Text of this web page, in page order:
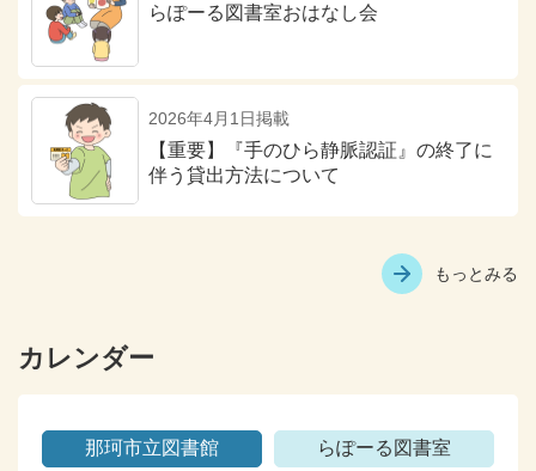
もっとみる
らぽーる図書室おはなし会
2026年4月1日掲載
【重要】『手のひら静脈認証』の終了に
伴う貸出方法について
カレンダー
那珂市立図書館 らぽーる図書室